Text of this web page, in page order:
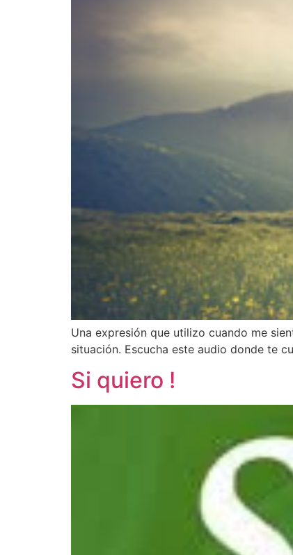
Una expresión que utilizo cuando me
situación. Escucha este audio donde te
Si quiero !